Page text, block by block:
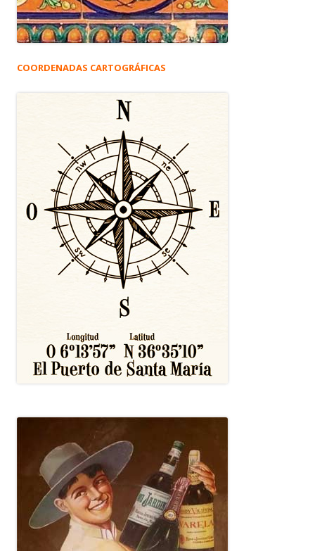
COORDENADAS CARTOGRÁFICAS